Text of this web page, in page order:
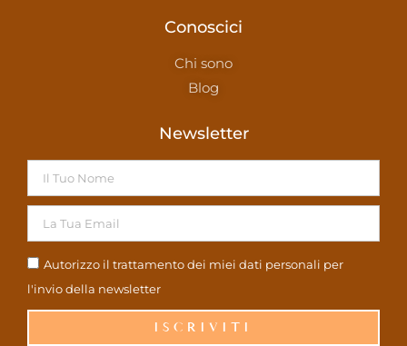
Conoscici
Chi sono
Blog
Newsletter
Autorizzo il trattamento dei miei dati personali per
l'invio della newsletter
ISCRIVITI